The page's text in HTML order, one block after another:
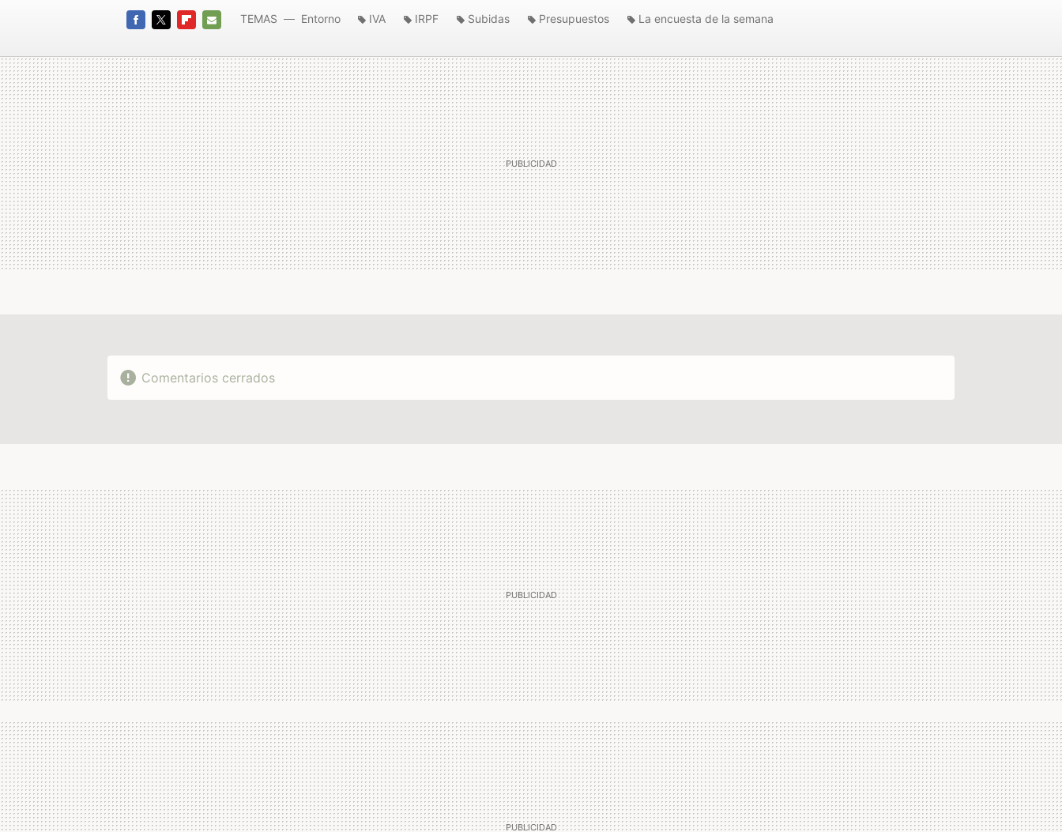
MAIL
TEMAS Entorno IVA IRPF Subidas Presupuestos La encuesta de la semana
Comentarios cerrados